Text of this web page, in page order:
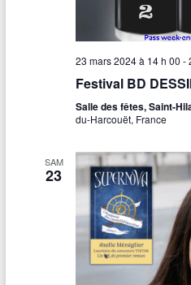
23 mars 2024 à 14 h 00 -
Festival BD
Salle des fêtes, Saint-
du-Harcouët, France
SAM
23